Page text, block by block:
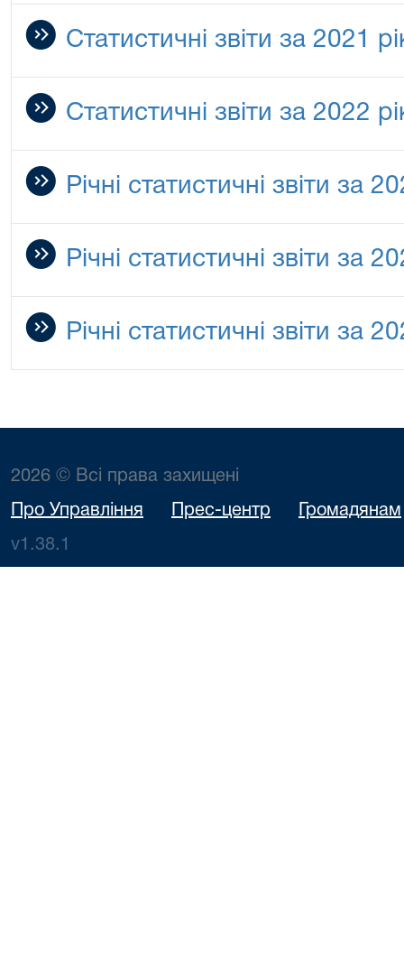
Статистичні звіти за 2021
Статистичні звіти за 2022
Річні статистичні звіти за
Річні статистичні звіти за
Річні статистичні звіти за
2026 © Всі права захищені
Про Управління Прес-центр Громадянам
v1.38.1